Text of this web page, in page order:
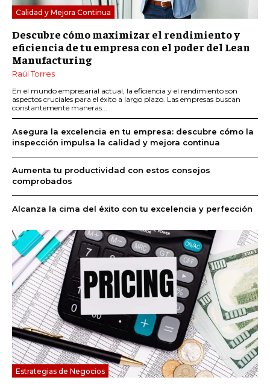
Calidad y Mejora Continua
Descubre cómo maximizar el rendimiento y
eficiencia de tu empresa con el poder del Lean
Manufacturing
Raúl Torres
En el mundo empresarial actual, la eficiencia y el rendimiento son
aspectos cruciales para el éxito a largo plazo. Las empresas buscan
constantemente maneras...
Asegura la excelencia en tu empresa: descubre cómo la
inspección impulsa la calidad y mejora continua
Aumenta tu productividad con estos consejos
comprobados
Alcanza la cima del éxito con tu excelencia y perfección
Estrategias de Negocios